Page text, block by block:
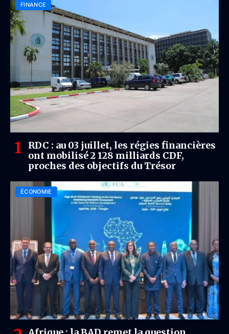
FINANCE
RDC : au 03 juillet, les régies financières
ont mobilisé 2 128 milliards CDF,
proches des objectifs du Trésor
ÉCONOMIE